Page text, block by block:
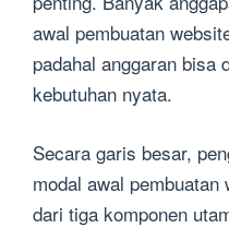
awal pembuatan
padahal anggaran bisa
kebutuhan nyata.
Secara garis besar,
modal awal
dari tiga komponen